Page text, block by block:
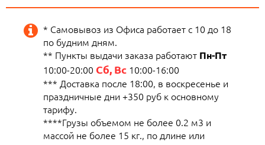
* Самовывоз из Офиса работает с 10 до 18
по будним дням.
** Пункты выдачи заказа работают Пн-Пт
10:00-20:00 Сб, Вс 10:00-16:00
*** Доставка после 18:00, в воскресенье и
праздничные дни +350 руб к основному
тарифу.
****Грузы объемом не более 0.2 м3 и
массой не более 15 кг., по длине или